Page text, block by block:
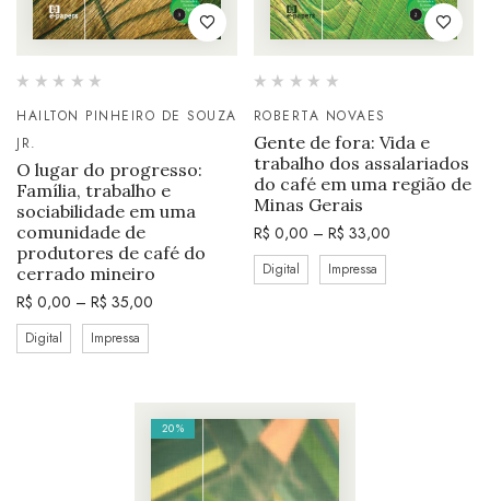
HAILTON PINHEIRO DE SOUZA
JR.
O lugar do progresso:
Família, trabalho e
sociabilidade em uma
comunidade de
produtores de café do
cerrado mineiro
R$ 0,00 – R$ 35,00
Digital Impressa
ROBERTA NOVAES
Gente de fora: Vida e
trabalho dos assalariados
do café em uma região de
Minas Gerais
R$ 0,00 – R$ 33,00
Digital Impressa
20%